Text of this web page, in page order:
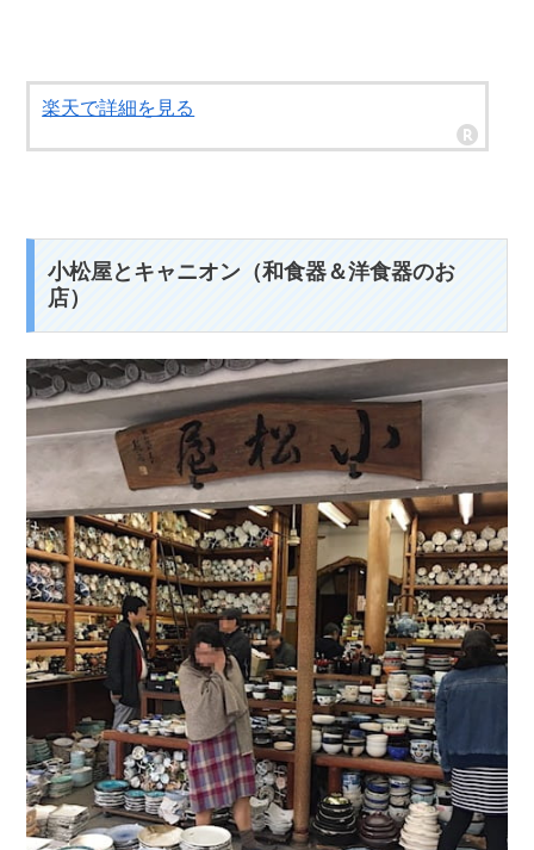
楽天で詳細を見る
小松屋とキャニオン（和食器＆洋食器のお
店）